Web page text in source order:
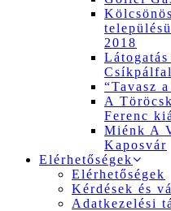
2018
“Tavasz
A
Ferenc
Miénk A
Kaposvár
Elérhetőségek
Elérhetőségek
Kérdések és
Adatkezelési